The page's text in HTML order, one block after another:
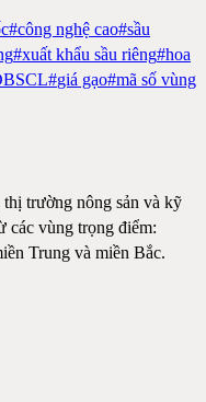
#công nghệ cao#sầu
#xuất khẩu sầu riêng#hoa
#giá gạo#mã số vùng
trường nông sản và kỹ
các vùng trọng điểm:
Trung và miền Bắc.